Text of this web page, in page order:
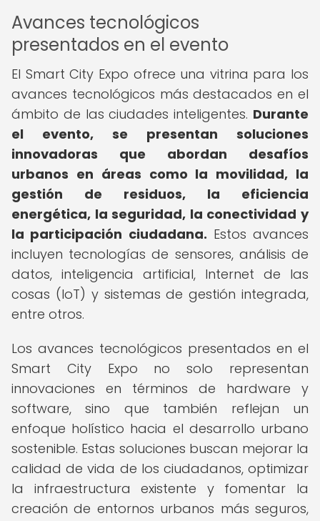
Avances tecnológicos
presentados en el evento
El Smart City Expo ofrece una vitrina para los
avances tecnológicos más destacados en el
ámbito de las ciudades inteligentes. Durante
el evento, se presentan soluciones
innovadoras que abordan desafíos
urbanos en áreas como la movilidad, la
gestión de residuos, la eficiencia
energética, la seguridad, la conectividad y
la participación ciudadana. Estos avances
incluyen tecnologías de sensores, análisis de
datos, inteligencia artificial, Internet de las
cosas (IoT) y sistemas de gestión integrada,
entre otros.
Los avances tecnológicos presentados en el
Smart City Expo no solo representan
innovaciones en términos de hardware y
software, sino que también reflejan un
enfoque holístico hacia el desarrollo urbano
sostenible. Estas soluciones buscan mejorar la
calidad de vida de los ciudadanos, optimizar
la infraestructura existente y fomentar la
creación de entornos urbanos más seguros,